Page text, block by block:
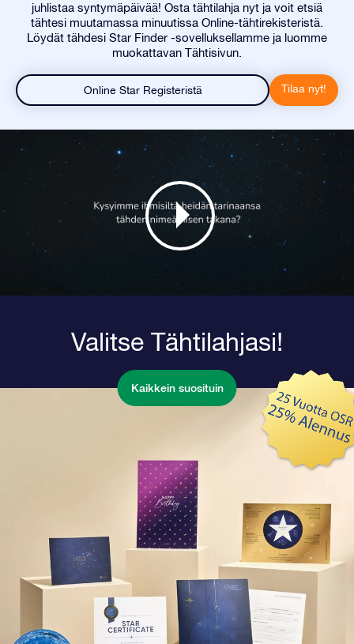
juhlistaa syntymäpäivää! Osta tähtilahja nyt ja voit etsiä
tähtesi muutamassa minuutissa Online-tähtirekisteristä.
Löydät tähdesi Star Finder -sovelluksellamme ja luomme
muokattavan Tähtisivun.
Online Star Registeristä Tilaa nyt!
Valitse Tähtilahjasi!
Kaikkein suosituin